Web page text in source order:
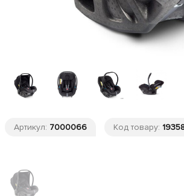
Артикул: 7000066 Код товару: